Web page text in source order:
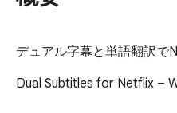
デュアル字幕と単語翻訳で
Dual Subtitles for Netflix –